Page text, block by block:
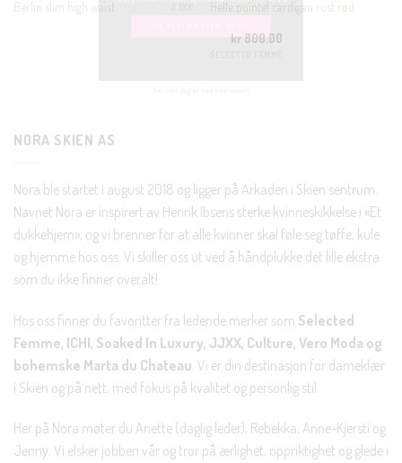
Berlin slim high waist Helle pointel cardigan rust rød
kr800.00
NORA SKIEN AS
Nora ble startet i august 2018 og ligger på Arkaden i Skien sentrum.
Navnet Nora er inspirert av Henrik Ibsens sterke kvinneskikkelse i «Et
dukkehjem», og vi brenner for at alle kvinner skal føle seg tøffe, kule
og hjemme hos oss. Vi skiller oss ut ved å håndplukke det lille ekstra
som du ikke finner overalt!
Hos oss finner du favoritter fra ledende merker som Selected
Femme, ICHI, Soaked In Luxury, JJXX, Culture, Vero Moda og
bohemske Marta du Chateau . Vi er din destinasjon for dameklær
i Skien og på nett, med fokus på kvalitet og personlig stil.
Her på Nora møter du Anette (daglig leder), Rebekka, Anne-Kjersti og
Jenny. Vi elsker jobben vår og tror på ærlighet, oppriktighet og glede i
rabatt på din første handel og eksklusive fordeler rett i lomma.